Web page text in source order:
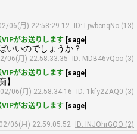
06(月) 22:58:29.12
ID: LjwbcnqNo (13)
がお送りします [sage]
いいのでしょうか？
06(月) 22:58:33.35
ID: MDB46vQoo (3)
がお送りします [sage]
】
06(月) 22:58:34.16
ID: 1kfy2ZAQ0 (3)
がお送りします [sage]
06(月) 22:59:05.52
ID: INJOhrGQO (2)